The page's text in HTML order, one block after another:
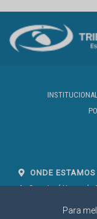
Para
INSTITUCIONAL
ONDE ESTAMOS
Av. Des. José Nunes da
Campo Grande/MS